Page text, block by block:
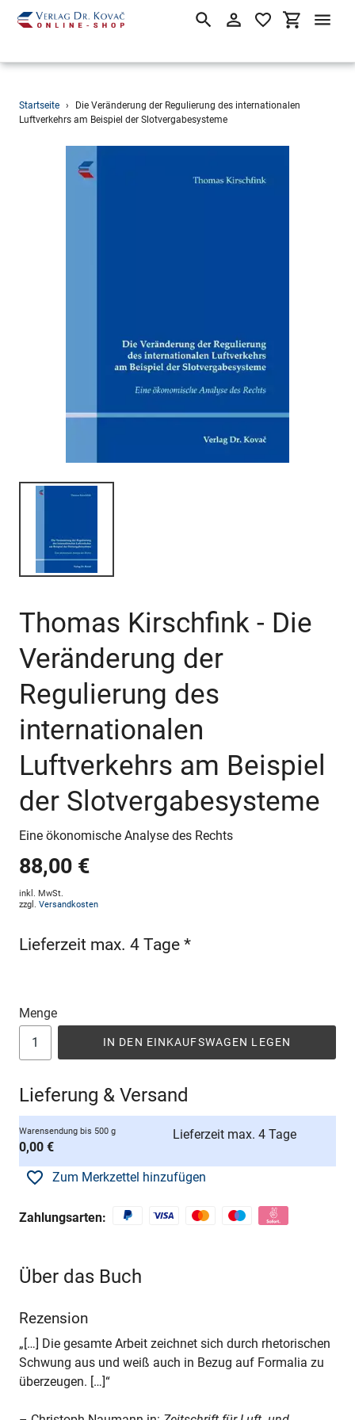
Direkt
zum
SuchenEinloggen
Startseite ›
Die Veränderung der Regulierung des internationalen
Luftverkehrs am Beispiel der Slotvergabesysteme
Thomas Kirschfink - Die
Veränderung der
Regulierung des
internationalen
Luftverkehrs am Beispiel
der Slotvergabesysteme
Eine ökonomische Analyse des Rechts
88,00 €
inkl. MwSt.
zzgl. Versandkosten
Lieferzeit max. 4 Tage *
Menge
IN DEN EINKAUFSWAGEN LEGEN
Lieferung & Versand
Warensendung bis 500 g
0,00 €
Lieferzeit max. 4 Tage
Zum Merkzettel hinzufügen
Zahlungsarten:
Über das Buch
Rezension
„[…] Die gesamte Arbeit zeichnet sich durch rhetorischen
Schwung aus und weiß auch in Bezug auf Formalia zu
überzeugen. […]“